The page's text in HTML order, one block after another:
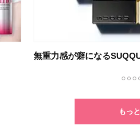
無重力感が癖になる
もっ